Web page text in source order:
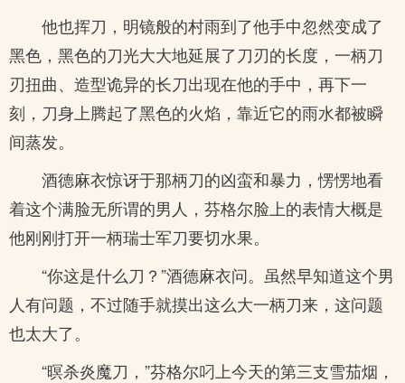
他也挥刀，明镜般的村雨到了他手中忽然变成了
黑色，黑色的刀光大大地延展了刀刃的长度，一柄刀
刃扭曲、造型诡异的长刀出现在他的手中，再下一
刻，刀身上腾起了黑色的火焰，靠近它的雨水都被瞬
间蒸发。
酒德麻衣惊讶于那柄刀的凶蛮和暴力，愣愣地看
着这个满脸无所谓的男人，芬格尔脸上的表情大概是
他刚刚打开一柄瑞士军刀要切水果。
“你这是什么刀？”酒德麻衣问。虽然早知道这个男
人有问题，不过随手就摸出这么大一柄刀来，这问题
也太大了。
“暝杀炎魔刀，”芬格尔叼上今天的第三支雪茄烟，